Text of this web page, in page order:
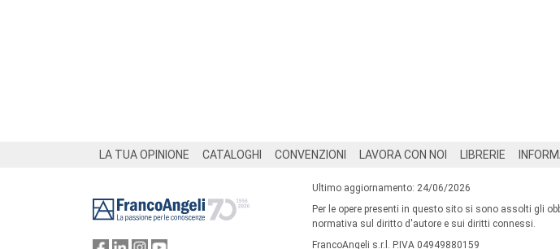
LA TUA OPINIONE CATALOGHI CONVENZIONI LAVORA CON NOI LIBRERIE
Ultimo aggiornamento: 24/06/2026
Per le opere presenti in questo sito si sono assolti gli
normativa sul diritto d'autore e sui diritti connessi.
FrancoAngeli s.r.l. P.IVA 04949880159